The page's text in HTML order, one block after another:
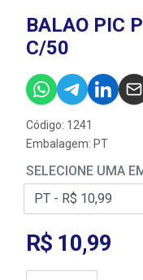
BALAO PIC
C/50
Código: 1241
Embalagem: PT
SELECIONE UMA
R$ 10,99